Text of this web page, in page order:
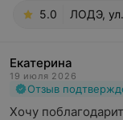
5.0 ЛОДЭ,
Екатерина
19 июля 2026
Отзыв
Хочу